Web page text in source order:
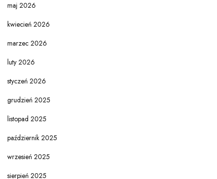
maj 2026
kwiecień 2026
marzec 2026
luty 2026
styczeń 2026
grudzień 2025
listopad 2025
październik 2025
wrzesień 2025
sierpień 2025